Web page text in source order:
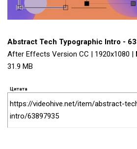
Abstract Tech Typographic Intro -
After Effects Version CC | 1920x1080 |
31.9 MB
Цитата
https://videohive.net/item/abstract-
intro/63897935